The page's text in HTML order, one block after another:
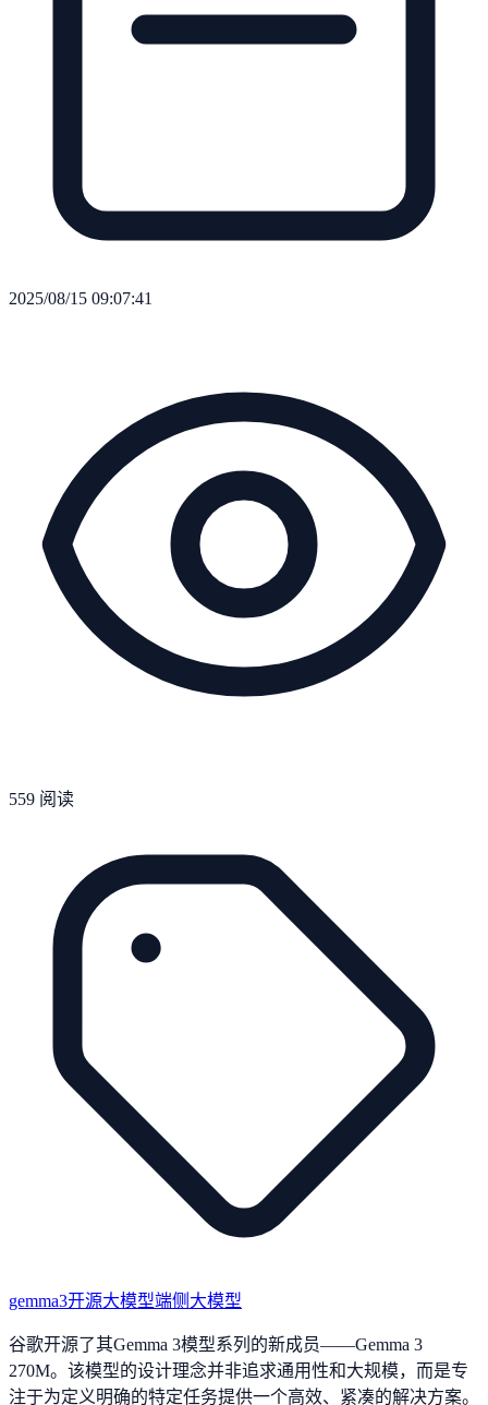
2025/08/15 09:07:41
559 阅读
gemma3开源大模型端侧大模型
谷歌开源了其Gemma 3模型系列的新成员——Gemma 3
270M。该模型的设计理念并非追求通用性和大规模，而是专
注于为定义明确的特定任务提供一个高效、紧凑的解决方案。